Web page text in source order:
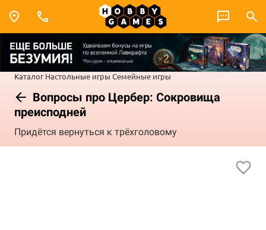
Каталог Настольные игры Семейные игры
Вопросы про Цербер: Сокровища
преисподней
Придётся вернуться к трёхголовому